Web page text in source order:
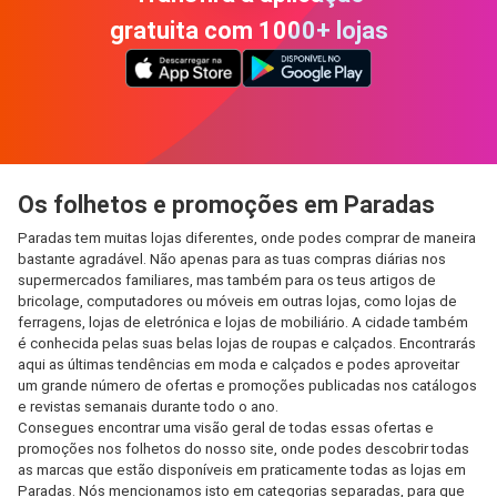
gratuita com 1000+ lojas
Os folhetos e promoções em Paradas
Paradas tem muitas lojas diferentes, onde podes comprar de maneira
bastante agradável. Não apenas para as tuas compras diárias nos
supermercados familiares, mas também para os teus artigos de
bricolage, computadores ou móveis em outras lojas, como lojas de
ferragens, lojas de eletrónica e lojas de mobiliário. A cidade também
é conhecida pelas suas belas lojas de roupas e calçados. Encontrarás
aqui as últimas tendências em moda e calçados e podes aproveitar
um grande número de ofertas e promoções publicadas nos catálogos
e revistas semanais durante todo o ano.
Consegues encontrar uma visão geral de todas essas ofertas e
promoções nos folhetos do nosso site, onde podes descobrir todas
as marcas que estão disponíveis em praticamente todas as lojas em
Paradas. Nós mencionamos isto em categorias separadas, para que